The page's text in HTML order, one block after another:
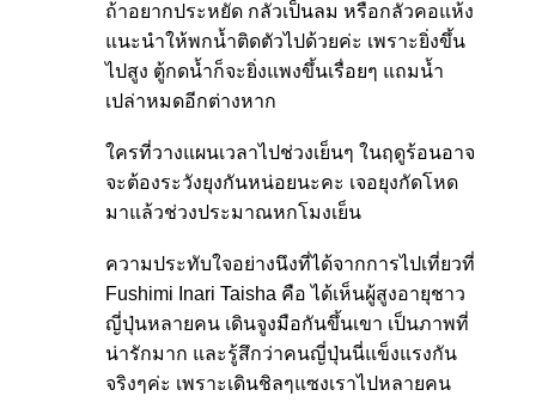
ถ้าอยากประหยัด กลัวเป็นลม หรือกลัวคอแห้ง
แนะนำให้พกน้ำติดตัวไปด้วยค่ะ เพราะยิ่งขึ้น
ไปสูง ตู้กดน้ำก็จะยิ่งแพงขึ้นเรื่อยๆ แถมน้ำ
เปล่าหมดอีกต่างหาก
ใครที่วางแผนเวลาไปช่วงเย็นๆ ในฤดูร้อนอาจ
จะต้องระวังยุงกันหน่อยนะคะ เจอยุงกัดโหด
มาแล้วช่วงประมาณหกโมงเย็น
ความประทับใจอย่างนึงที่ได้จากการไปเที่ยวที่
Fushimi Inari Taisha คือ ได้เห็นผู้สูงอายุชาว
ญี่ปุ่นหลายคน เดินจูงมือกันขึ้นเขา เป็นภาพที่
น่ารักมาก และรู้สึกว่าคนญี่ปุ่นนี่แข็งแรงกัน
จริงๆค่ะ เพราะเดินชิลๆแซงเราไปหลายคน